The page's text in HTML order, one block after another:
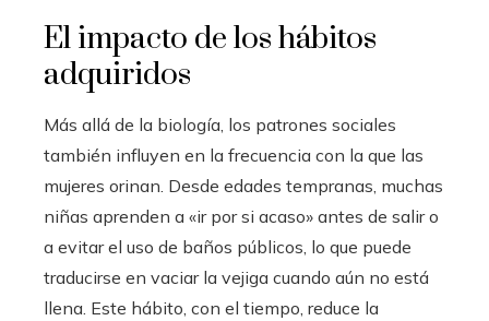
El impacto de los hábitos
adquiridos
Más allá de la biología, los patrones sociales
también influyen en la frecuencia con la que las
mujeres orinan. Desde edades tempranas, muchas
niñas aprenden a «ir por si acaso» antes de salir o
a evitar el uso de baños públicos, lo que puede
traducirse en vaciar la vejiga cuando aún no está
llena. Este hábito, con el tiempo, reduce la